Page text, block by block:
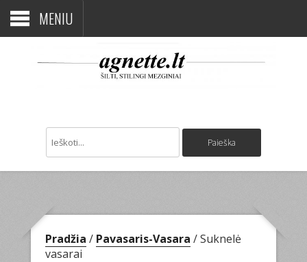
MENIU
Pradžia / Pavasaris-Vasara / Suknelė
vasarai